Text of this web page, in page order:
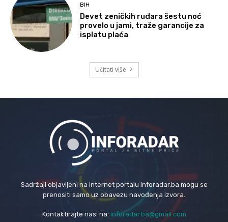
BIH
Devet zeničkih rudara šestu noć
provelo u jami, traže garancije za
isplatu plaća
Učitati više
Sadržaji objavljeni na internet portalu inforadar.ba mogu se
prenositi samo uz obavezu navođenja izvora.
Kontaktirajte nas: na: inforadar.ba@gmail.com